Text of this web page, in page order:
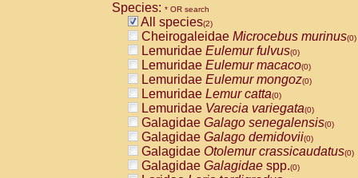
Species: * OR search
All species(2)
Cheirogaleidae Microcebus murinus(0)
Lemuridae Eulemur fulvus(0)
Lemuridae Eulemur macaco(0)
Lemuridae Eulemur mongoz(0)
Lemuridae Lemur catta(0)
Lemuridae Varecia variegata(0)
Galagidae Galago senegalensis(0)
Galagidae Galago demidovii(0)
Galagidae Otolemur crassicaudatus(0)
Galagidae Galagidae spp.(0)